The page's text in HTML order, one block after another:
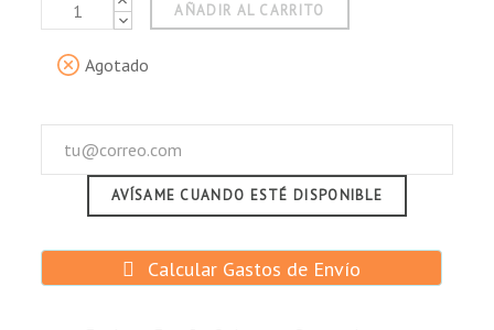
AÑADIR AL CARRITO
Agotado
AVÍSAME CUANDO ESTÉ DISPONIBLE
Calcular Gastos de Envío